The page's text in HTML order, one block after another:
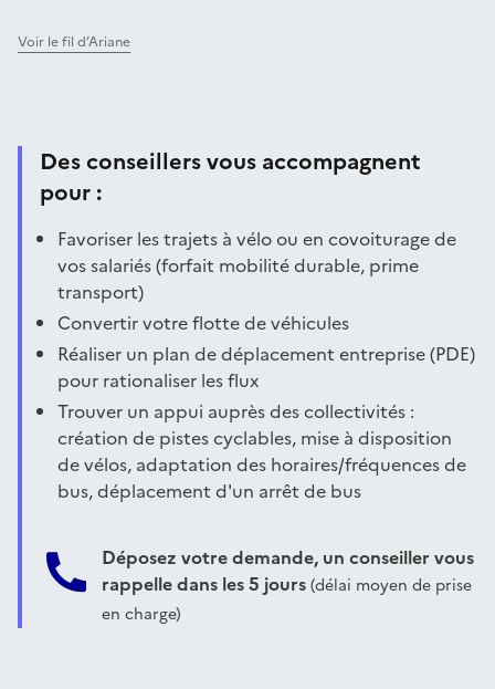
Voir le fil d’Ariane
Des conseillers vous accompagnent
pour :
Favoriser les trajets à vélo ou en covoiturage de
vos salariés (forfait mobilité durable, prime
transport)
Convertir votre flotte de véhicules
Réaliser un plan de déplacement entreprise (PDE)
pour rationaliser les flux
Trouver un appui auprès des collectivités :
création de pistes cyclables, mise à disposition
de vélos, adaptation des horaires/fréquences de
bus, déplacement d'un arrêt de bus
Déposez votre demande, un conseiller vous
rappelle dans les 5 jours(délai moyen de prise
en charge)